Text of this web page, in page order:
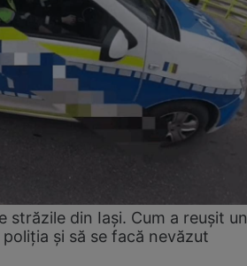
străzile din Iași. Cum a reușit un
și să se facă nevăzut